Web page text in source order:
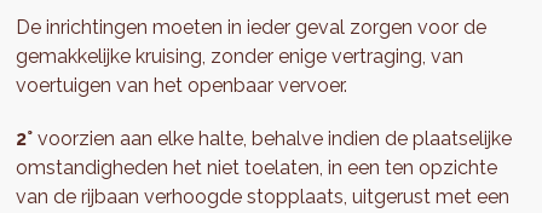
De inrichtingen moeten in ieder geval zorgen voor de
gemakkelijke kruising, zonder enige vertraging, van
voertuigen van het openbaar vervoer.
2°voorzien aan elke halte, behalve indien de plaatselijke
omstandigheden het niet toelaten, in een ten opzichte
van de rijbaan verhoogde stopplaats, uitgerust met een